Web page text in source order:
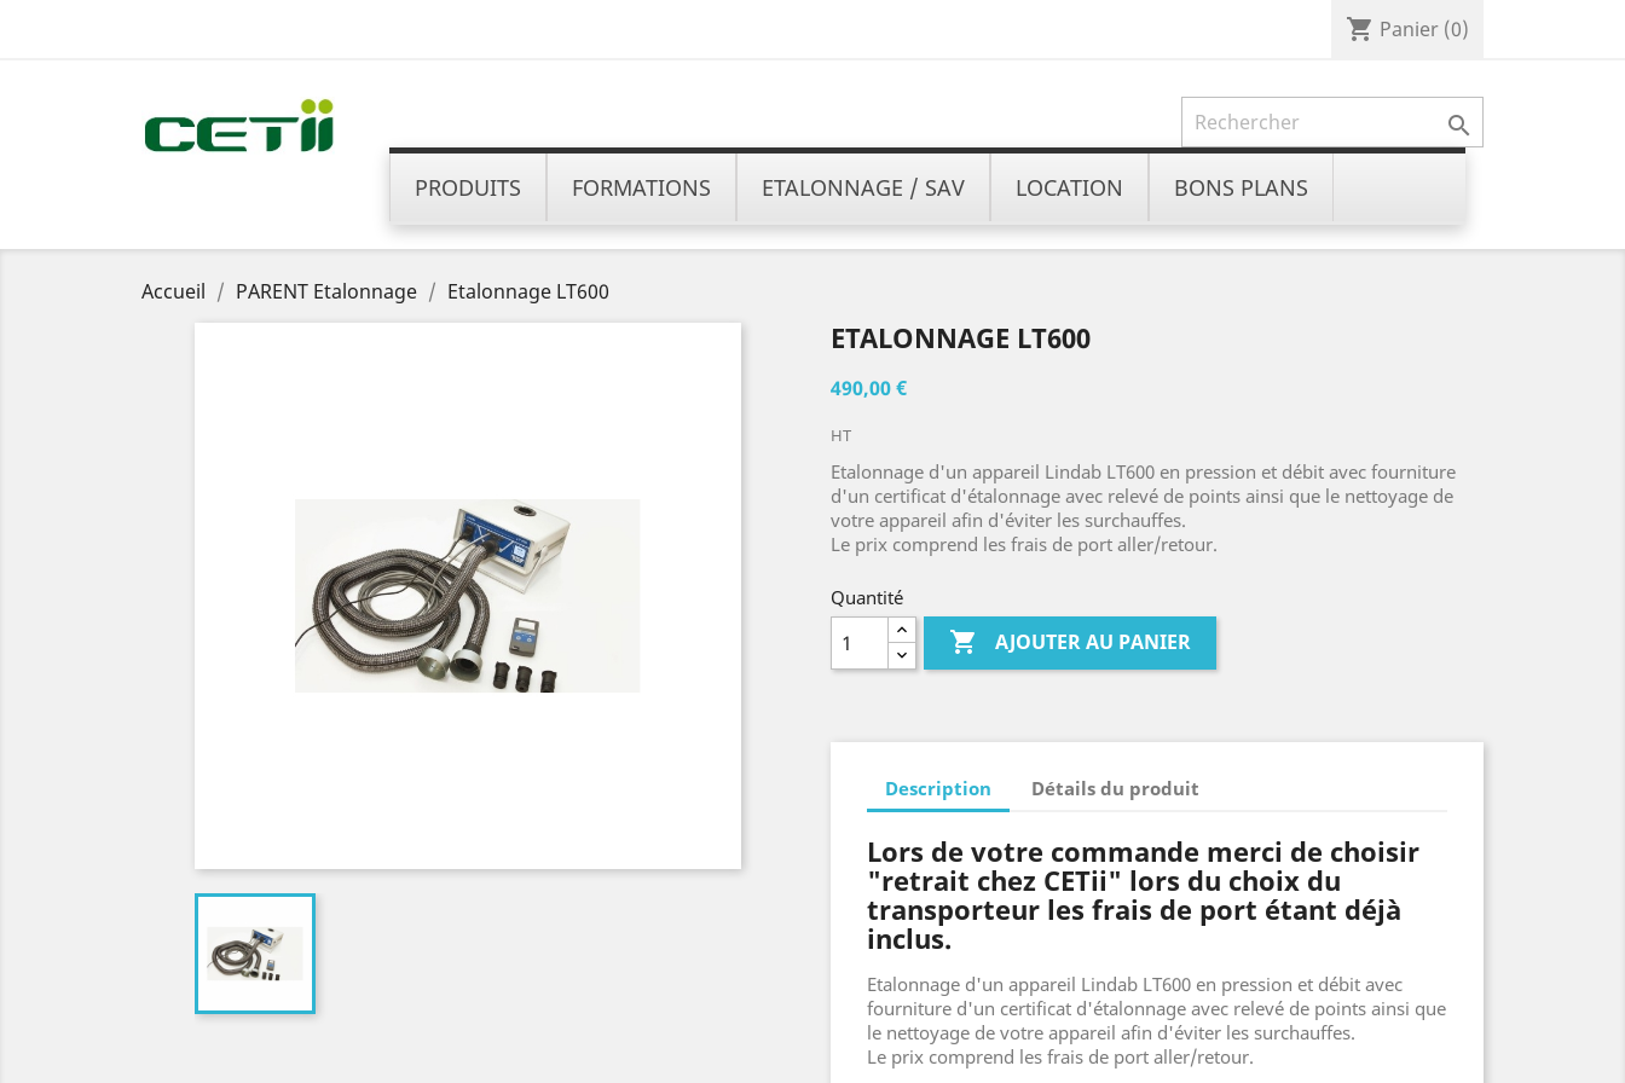
shopping_cart Panier (0)

PRODUITS FORMATIONS ETALONNAGE / SAV LOCATION BONS PLANS
Accueil PARENT Etalonnage Etalonnage LT600
ETALONNAGE LT600
490,00 €
HT
Etalonnage d'un appareil Lindab LT600 en pression et débit avec fourniture
d'un certificat d'étalonnage avec relevé de points ainsi que le nettoyage de
votre appareil afin d'éviter les surchauffes.
Le prix comprend les frais de port aller/retour.
Quantité
 AJOUTER AU PANIER
Description Détails du produit
Lors de votre commande merci de choisir
"retrait chez CETii" lors du choix du
transporteur les frais de port étant déjà
inclus.
Etalonnage d'un appareil Lindab LT600 en pression et débit avec
fourniture d'un certificat d'étalonnage avec relevé de points ainsi que
le nettoyage de votre appareil afin d'éviter les surchauffes.
Le prix comprend les frais de port aller/retour.